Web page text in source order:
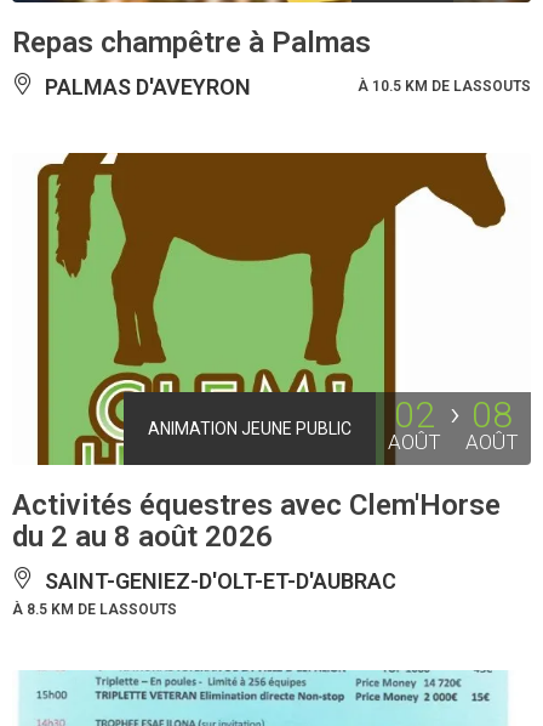
Repas champêtre à Palmas
PALMAS D'AVEYRON À 10.5 KM DE LASSOUTS
ANIMATION JEUNE PUBLIC 02
AOÛT
08
AOÛT
Activités équestres avec Clem'Horse
du 2 au 8 août 2026
SAINT-GENIEZ-D'OLT-ET-D'AUBRAC
À 8.5 KM DE LASSOUTS